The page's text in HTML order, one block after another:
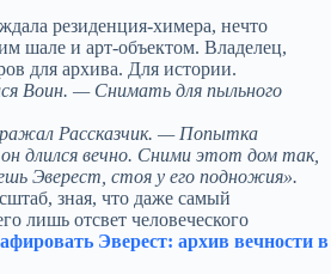
резиденция-химера, нечто
шале и арт-объектом. Владелец,
для архива. Для истории.
Воин. — Снимать для пыльного
Рассказчик. — Попытка
длился вечно. Сними этот дом так,
Эверест, стоя у его подножия».
зная, что даже самый
лишь отсвет человеческого
Эверест: архив вечности в